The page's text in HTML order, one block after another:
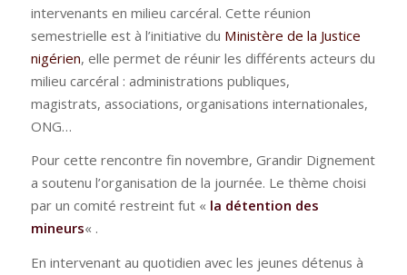
intervenants en milieu carcéral. Cette réunion
semestrielle est à l’initiative du Ministère de la Justice
nigérien, elle permet de réunir les différents acteurs du
milieu carcéral : administrations publiques,
magistrats, associations, organisations internationales,
ONG…
Pour cette rencontre fin novembre, Grandir Dignement
a soutenu l’organisation de la journée. Le thème choisi
par un comité restreint fut « la détention des
mineurs« .
En intervenant au quotidien avec les jeunes détenus à